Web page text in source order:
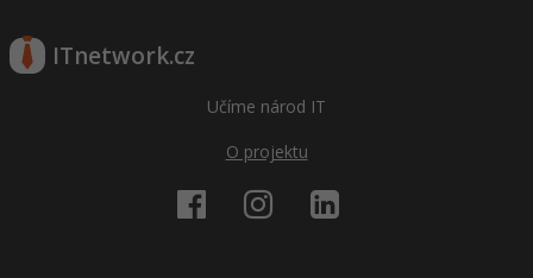
ITnetwork.cz
Učíme národ IT
O projektu